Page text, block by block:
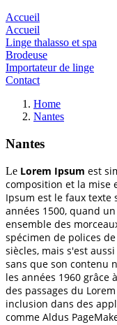
Accueil
Accueil
Linge thalasso et spa
Brodeuse
Importateur de linge
Contact
Home
Nantes
Nantes
Le Lorem Ipsum est
composition et la mise
Ipsum est le faux
années 1500, quand
ensemble des
spécimen de polices
siècles, mais s'est
sans que son contenu
les années 1960 grâce
des passages du
inclusion dans des
comme Aldus